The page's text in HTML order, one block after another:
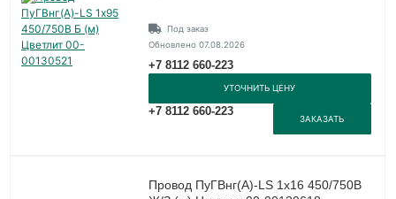
Под заказ
Обновлено 07.08.2026
+7 8112 660-223
УТОЧНИТЬ ЦЕНУ
+7 8112 660-223
ЗАКАЗАТЬ
Провод ПуГВнг(А)-LS 1х16 450/750В